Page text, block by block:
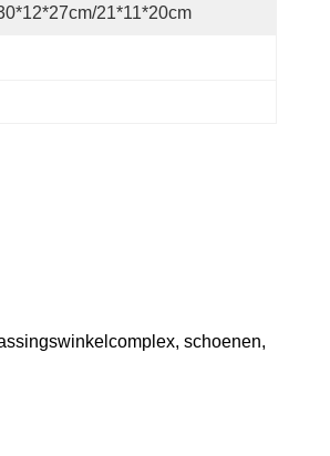
21*11*20cm
schoenen,